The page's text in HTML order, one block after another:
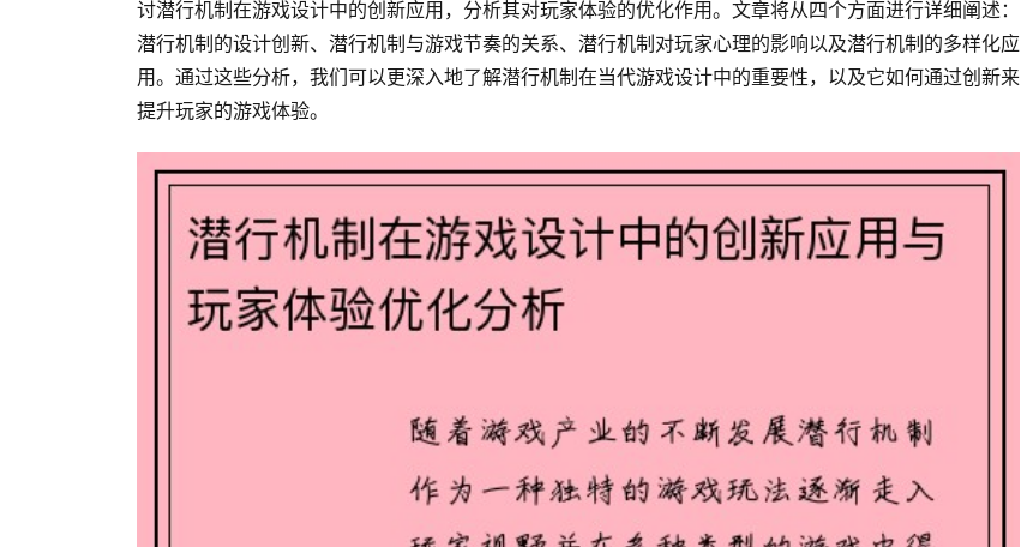
讨潜行机制在游戏设计中的创新应用，分析其对玩家体验的优化作用。文章将从四个方面进行详细阐述：
潜行机制的设计创新、潜行机制与游戏节奏的关系、潜行机制对玩家心理的影响以及潜行机制的多样化应
用。通过这些分析，我们可以更深入地了解潜行机制在当代游戏设计中的重要性，以及它如何通过创新来
提升玩家的游戏体验。